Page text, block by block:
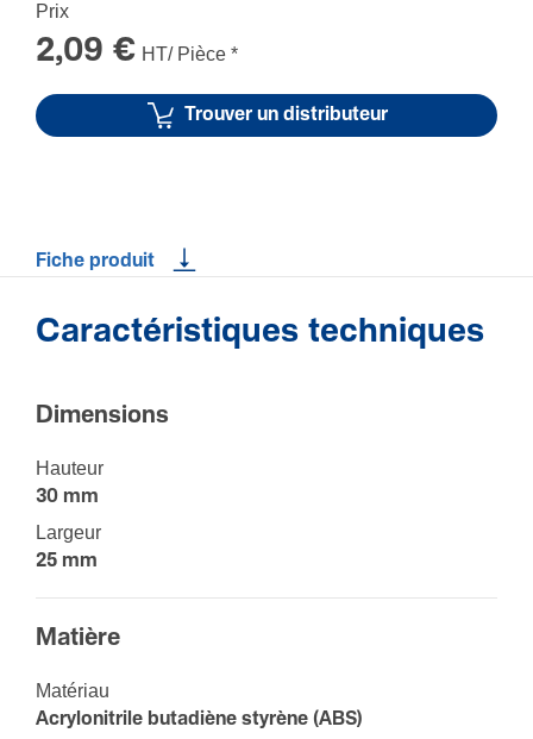
Prix
2,09 € HT/ Pièce *
Trouver un distributeur
Fiche produit
Caractéristiques techniques
Dimen­sions
Hauteur
30 mm
Largeur
25 mm
Matière
Maté­riau
Acry­lo­ni­trile buta­diène styrène (ABS)